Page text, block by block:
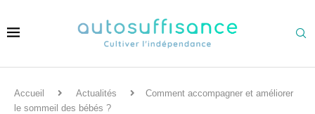
Accueil Actualités
Comment accompagner et améliorer
le sommeil des bébés ?